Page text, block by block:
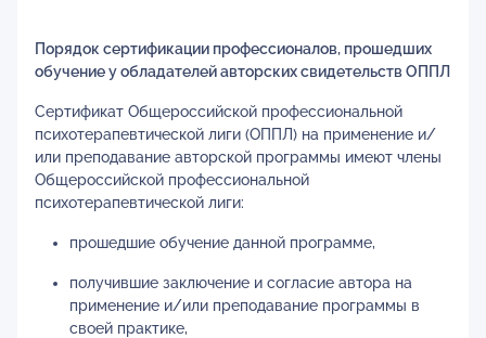
Порядок сертификации профессионалов, прошедших
обучение у обладателей авторских свидетельств ОППЛ
Сертификат Общероссийской профессиональной
психотерапевтической лиги (ОППЛ) на применение и/
или преподавание авторской программы имеют члены
Общероссийской профессиональной
психотерапевтической лиги:
прошедшие обучение данной программе,
получившие заключение и согласие автора на
применение и/или преподавание программы в
своей практике,